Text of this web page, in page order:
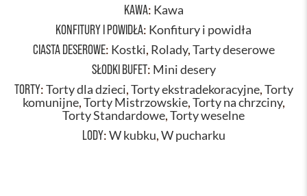
KAWA: Kawa
KONFITURY I POWIDŁA: Konfitury i powidła
CIASTA DESEROWE: Kostki, Rolady,Tarty deserowe
SŁODKI BUFET: Mini desery
TORTY:Torty dla dzieci,Torty ekstradekoracyjne,Torty
komunijne,Torty Mistrzowskie,Torty na chrzciny,
Torty Standardowe,Torty weselne
LODY:W kubku,W pucharku